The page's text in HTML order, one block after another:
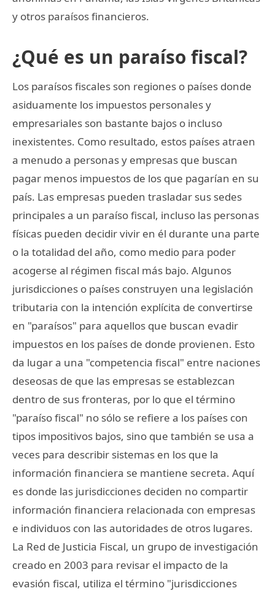
y otros paraísos financieros.
¿Qué es un paraíso fiscal?
Los paraísos fiscales son regiones o países donde
asiduamente los impuestos personales y
empresariales son bastante bajos o incluso
inexistentes. Como resultado, estos países atraen
a menudo a personas y empresas que buscan
pagar menos impuestos de los que pagarían en su
país. Las empresas pueden trasladar sus sedes
principales a un paraíso fiscal, incluso las personas
físicas pueden decidir vivir en él durante una parte
o la totalidad del año, como medio para poder
acogerse al régimen fiscal más bajo. Algunos
jurisdicciones o países construyen una legislación
tributaria con la intención explícita de convertirse
en "paraísos" para aquellos que buscan evadir
impuestos en los países de donde provienen. Esto
da lugar a una "competencia fiscal" entre naciones
deseosas de que las empresas se establezcan
dentro de sus fronteras, por lo que el término
"paraíso fiscal" no sólo se refiere a los países con
tipos impositivos bajos, sino que también se usa a
veces para describir sistemas en los que la
información financiera se mantiene secreta. Aquí
es donde las jurisdicciones deciden no compartir
información financiera relacionada con empresas
e individuos con las autoridades de otros lugares.
La Red de Justicia Fiscal, un grupo de investigación
creado en 2003 para revisar el impacto de la
evasión fiscal, utiliza el término "jurisdicciones